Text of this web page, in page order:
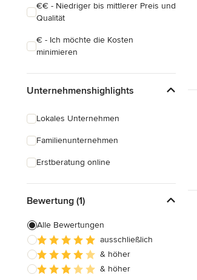
€€ - Niedriger bis mittlerer Preis und
Qualität
€ - Ich möchte die Kosten
minimieren
Unternehmenshighlights
Lokales Unternehmen
Familienunternehmen
Erstberatung online
Bewertung (1)
Alle Bewertungen
ausschließlich
& höher
& höher